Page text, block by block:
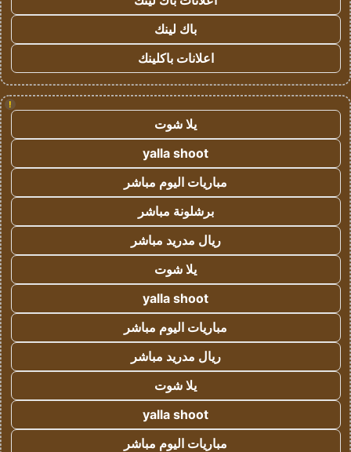
باك لينك
اعلانات باكلينك
!
يلا شوت
yalla shoot
مباريات اليوم مباشر
برشلونة مباشر
ريال مدريد مباشر
يلا شوت
yalla shoot
مباريات اليوم مباشر
ريال مدريد مباشر
يلا شوت
yalla shoot
مباريات اليوم مباشر